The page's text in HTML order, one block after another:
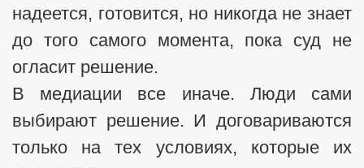
надеется, готовится, но никогда не знает
до того самого момента, пока суд не
огласит решение.
В медиации все иначе. Люди сами
выбирают решение. И договариваются
только на тех условиях, которые их